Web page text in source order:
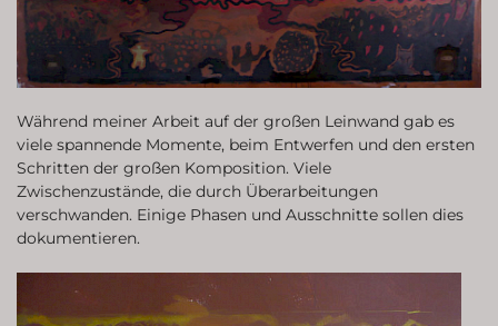
Während meiner Arbeit auf der großen Leinwand gab es
viele spannende Momente, beim Entwerfen und den ersten
Schritten der großen Komposition. Viele
Zwischenzustände, die durch Überarbeitungen
verschwanden. Einige Phasen und Ausschnitte sollen dies
dokumentieren.